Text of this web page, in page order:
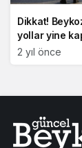
Dikkat!
yollar yine
2 yıl önce